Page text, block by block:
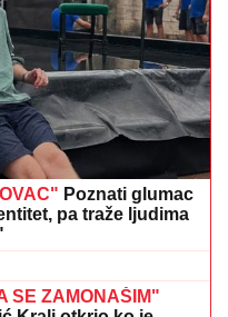
Poznati glumac
pa traže ljudima
festivalu Taubertal,
ljudi